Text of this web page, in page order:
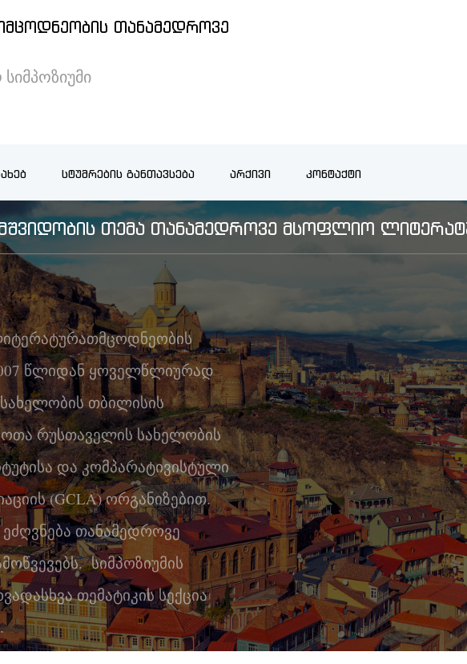
ᲗᲐᲜᲐᲛᲔᲓᲠᲝᲕᲔ
ᲡᲢᲣᲛᲠᲔᲑᲘᲡ ᲒᲐᲜᲗᲐᲕᲡᲔᲑᲐ ᲐᲠᲥᲘᲕᲘ ᲙᲝᲜᲢᲐᲥᲢᲘ
ᲗᲔᲛᲐ ᲗᲐᲜᲐᲛᲔᲓᲠᲝᲕᲔ ᲛᲡᲝᲤᲚᲘᲝ
წლიდან ყოველწლიურად
სახელობის თბილისის
რუსთაველის სახელობის
და კომპარატივისტული
(GCLA) ორგანიზებით.
თანამედროვე
სიმპოზიუმის
თემატიკის სექცია